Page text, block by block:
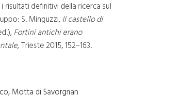
definitivi della ricerca sul
S. Minguzzi, Il castello di
Fortini antichi erano
, Trieste 2015, 152–163.
Motta di Savorgnan